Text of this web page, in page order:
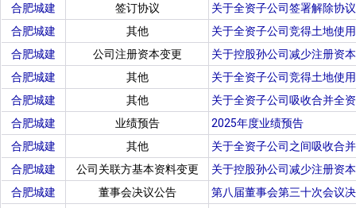
合肥城建
签订协议
关于全资子公司签署解除协
合肥城建
其他
关于全资子公司竞得土地使
合肥城建
公司注册资本变更
关于控股孙公司减少注册资
合肥城建
其他
关于全资子公司竞得土地使
合肥城建
其他
关于全资子公司吸收合并全
合肥城建
业绩预告
2025年度业绩预告
合肥城建
其他
关于全资子公司之间吸收合
合肥城建
公司关联方基本资料变更
关于控股孙公司减少注册资
合肥城建
董事会决议公告
第八届董事会第三十次会议